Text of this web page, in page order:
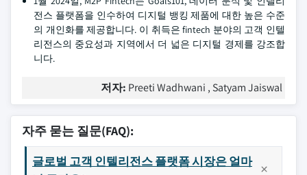
전스 플랫폼을 인수하여 디지털 뱅킹 제품에 대한 높은 수준
의 개인화를 제공합니다. 이 취득은 fintech 분야의 고객 인텔
리전스의 중요성과 지역에서 더 넓은 디지털 경제를 강조합
니다.
저자: Preeti Wadhwani , Satyam Jaiswal
자주 묻는 질문(FAQ):
글로벌 고객 인텔리전스 플랫폼 시장은 얼마